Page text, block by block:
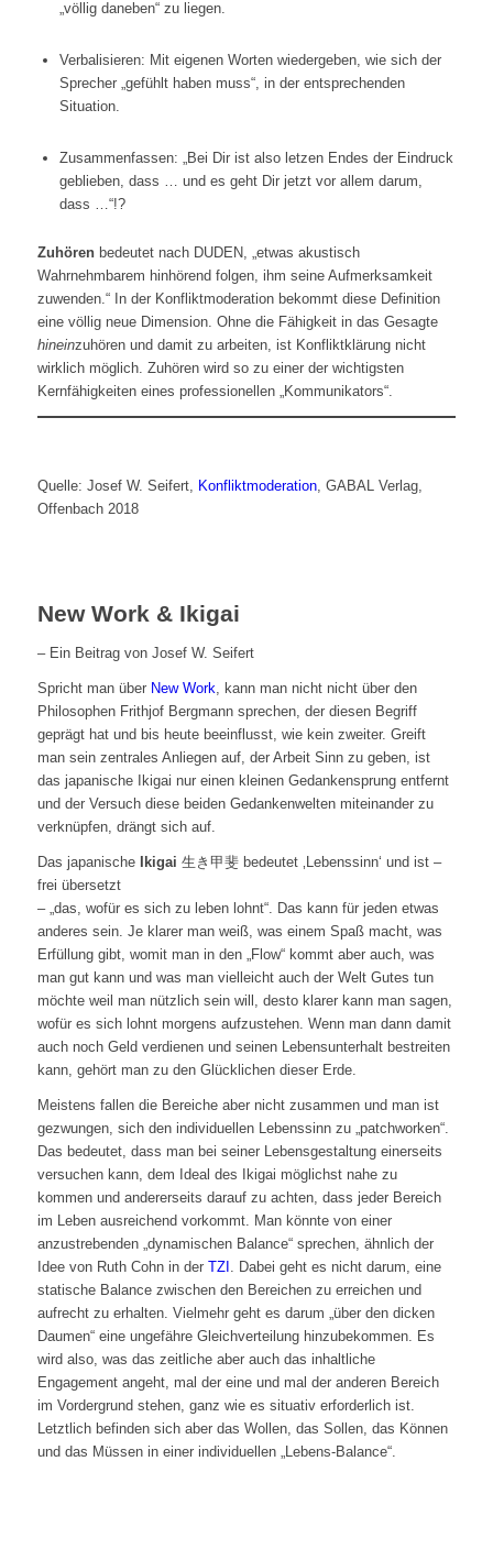
„völlig daneben“ zu liegen.
Verbalisieren: Mit eigenen Worten wiedergeben, wie sich der
Sprecher „gefühlt haben muss“, in der entsprechenden
Situation.
Zusammenfassen: „Bei Dir ist also letzen Endes der Eindruck
geblieben, dass … und es geht Dir jetzt vor allem darum,
dass …“!?
Zuhören bedeutet nach DUDEN, „etwas akustisch
Wahrnehmbarem hinhörend folgen, ihm seine Aufmerksamkeit
zuwenden.“ In der Konfliktmoderation bekommt diese Definition
eine völlig neue Dimension. Ohne die Fähigkeit in das Gesagte
hineinzuhören und damit zu arbeiten, ist Konfliktklärung nicht
wirklich möglich. Zuhören wird so zu einer der wichtigsten
Kernfähigkeiten eines professionellen „Kommunikators“.
Quelle: Josef W. Seifert, Konfliktmoderation, GABAL Verlag,
Offenbach 2018
New Work & Ikigai
– Ein Beitrag von Josef W. Seifert
Spricht man über New Work , kann man nicht nicht über den
Philosophen Frithjof Bergmann sprechen, der diesen Begriff
geprägt hat und bis heute beeinflusst, wie kein zweiter. Greift
man sein zentrales Anliegen auf, der Arbeit Sinn zu geben, ist
das japanische Ikigai nur einen kleinen Gedankensprung entfernt
und der Versuch diese beiden Gedankenwelten miteinander zu
verknüpfen, drängt sich auf.
Das japanische Ikigai 生き甲斐 bedeutet ‚Lebenssinn‘ und ist –
frei übersetzt
– „das, wofür es sich zu leben lohnt“. Das kann für jeden etwas
anderes sein. Je klarer man weiß, was einem Spaß macht, was
Erfüllung gibt, womit man in den „Flow“ kommt aber auch, was
man gut kann und was man vielleicht auch der Welt Gutes tun
möchte weil man nützlich sein will, desto klarer kann man sagen,
wofür es sich lohnt morgens aufzustehen. Wenn man dann damit
auch noch Geld verdienen und seinen Lebensunterhalt bestreiten
kann, gehört man zu den Glücklichen dieser Erde.
Meistens fallen die Bereiche aber nicht zusammen und man ist
gezwungen, sich den individuellen Lebenssinn zu „patchworken“.
Das bedeutet, dass man bei seiner Lebensgestaltung einerseits
versuchen kann, dem Ideal des Ikigai möglichst nahe zu
kommen und andererseits darauf zu achten, dass jeder Bereich
im Leben ausreichend vorkommt. Man könnte von einer
anzustrebenden „dynamischen Balance“ sprechen, ähnlich der
Idee von Ruth Cohn in der TZI
. Dabei geht es nicht darum, eine
statische Balance zwischen den Bereichen zu erreichen und
aufrecht zu erhalten. Vielmehr geht es darum „über den dicken
Daumen“ eine ungefähre Gleichverteilung hinzubekommen. Es
wird also, was das zeitliche aber auch das inhaltliche
Engagement angeht, mal der eine und mal der anderen Bereich
im Vordergrund stehen, ganz wie es situativ erforderlich ist.
Letztlich befinden sich aber das Wollen, das Sollen, das Können
und das Müssen in einer individuellen „Lebens-Balance“.